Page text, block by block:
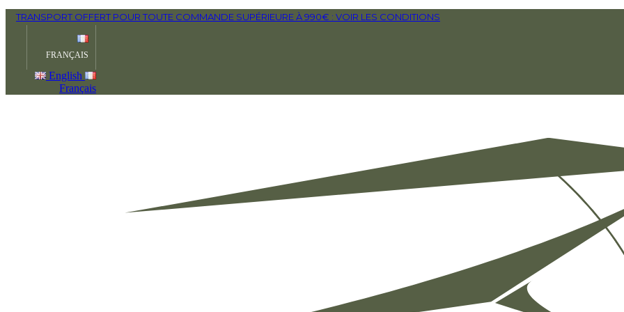
TRANSPORT OFFERT POUR TOUTE COMMANDE SUPÉRIEURE À 990€ : VOIR LES CONDITIONS
FRANÇAIS
English
Français